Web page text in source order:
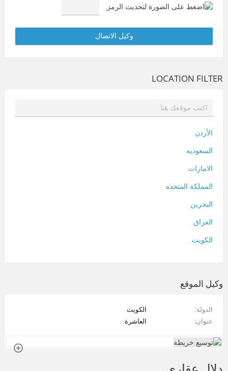
LOCATION FILTER
الأردن
السعوديه
الامارات
المملكة المتحده
البحرين
العراق
الكويت
فلسطين
سوريا
تونس
وكيل الموقع
الدولة
الكويت
عنوان
العاشرة